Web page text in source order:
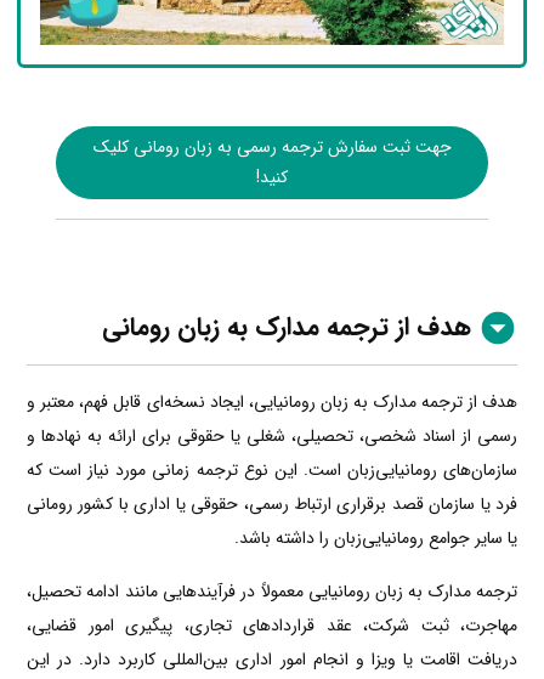
جهت ثبت سفارش ترجمه رسمی به زبان رومانی کلیک
کنید!
هدف از ترجمه مدارک به زبان رومانی
هدف از ترجمه مدارک به زبان رومانیایی، ایجاد نسخه‌ای قابل فهم، معتبر و
رسمی از اسناد شخصی، تحصیلی، شغلی یا حقوقی برای ارائه به نهادها و
سازمان‌های رومانیایی‌زبان است. این نوع ترجمه زمانی مورد نیاز است که
فرد یا سازمان قصد برقراری ارتباط رسمی، حقوقی یا اداری با کشور رومانی
یا سایر جوامع رومانیایی‌زبان را داشته باشد.
ترجمه مدارک به زبان رومانیایی معمولاً در فرآیندهایی مانند ادامه تحصیل،
مهاجرت، ثبت شرکت، عقد قراردادهای تجاری، پیگیری امور قضایی،
دریافت اقامت یا ویزا و انجام امور اداری بین‌المللی کاربرد دارد. در این